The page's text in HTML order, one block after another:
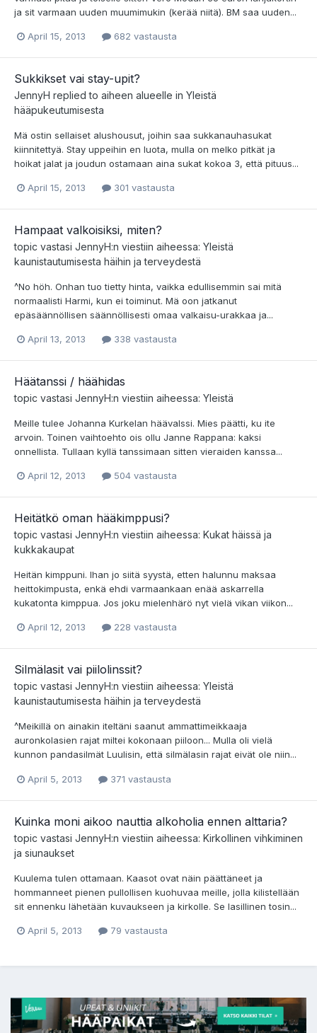
ja sit varmaan uuden muumimukin (kerää niitä). BM saa uuden...
April 15, 2013 682 vastausta
Sukkikset vai stay-upit?
JennyH replied to aiheen alueelle in Yleistä
hääpukeutumisesta
Mä ostin sellaiset alushousut, joihin saa sukkanauhasukat
kiinnitettyä. Stay uppeihin en luota, mulla on melko pitkät ja
hoikat jalat ja joudun ostamaan aina sukat kokoa 3, että pituus...
April 15, 2013 301 vastausta
Hampaat valkoisiksi, miten?
topic vastasi JennyH:n viestiin aiheessa: Yleistä
kaunistautumisesta häihin ja terveydestä
^No höh. Onhan tuo tietty hinta, vaikka edullisemmin sai mitä
normaalisti Harmi, kun ei toiminut. Mä oon jatkanut
epäsäännöllisen säännöllisesti omaa valkaisu-urakkaa ja...
April 13, 2013 338 vastausta
Häätanssi / häähidas
topic vastasi JennyH:n viestiin aiheessa: Yleistä
Meille tulee Johanna Kurkelan häävalssi. Mies päätti, ku ite
arvoin. Toinen vaihtoehto ois ollu Janne Rappana: kaksi
onnellista. Tullaan kyllä tanssimaan sitten vieraiden kanssa...
April 12, 2013 504 vastausta
Heitätkö oman hääkimppusi?
topic vastasi JennyH:n viestiin aiheessa: Kukat häissä ja
kukkakaupat
Heitän kimppuni. Ihan jo siitä syystä, etten halunnu maksaa
heittokimpusta, enkä ehdi varmaankaan enää askarrella
kukatonta kimppua. Jos joku mielenhärö nyt vielä vikan viikon...
April 12, 2013 228 vastausta
Silmälasit vai piilolinssit?
topic vastasi JennyH:n viestiin aiheessa: Yleistä
kaunistautumisesta häihin ja terveydestä
^Meikillä on ainakin iteltäni saanut ammattimeikkaaja
auronkolasien rajat miltei kokonaan piiloon... Mulla oli vielä
kunnon pandasilmät Luulisin, että silmälasin rajat eivät ole niin...
April 5, 2013 371 vastausta
Kuinka moni aikoo nauttia alkoholia ennen alttaria?
topic vastasi JennyH:n viestiin aiheessa: Kirkollinen vihkiminen
ja siunaukset
Kuulema tulen ottamaan. Kaasot ovat näin päättäneet ja
hommanneet pienen pullollisen kuohuvaa meille, jolla kilistellään
sit ennenku lähetään kuvaukseen ja kirkolle. Se lasillinen tosin...
April 5, 2013 79 vastausta